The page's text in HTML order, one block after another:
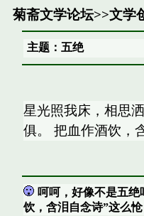
菊斋文学论坛>>文学
主题：五绝
星光照我床，相思
俱。 把血作酒饮，
呵呵，好像不是五
饮，含泪自念诗”这么怆